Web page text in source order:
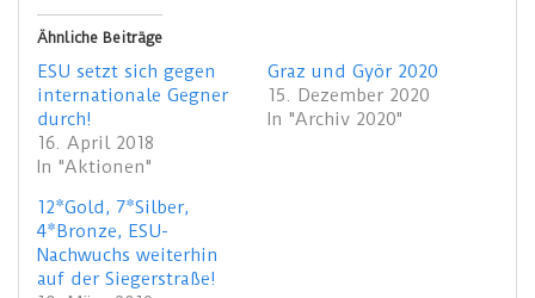
Ähnliche Beiträge
ESU setzt sich gegen
internationale Gegner
durch!
16. April 2018
In "Aktionen"
Graz und Györ 2020
15. Dezember 2020
In "Archiv 2020"
12*Gold, 7*Silber,
4*Bronze, ESU-
Nachwuchs weiterhin
auf der Siegerstraße!